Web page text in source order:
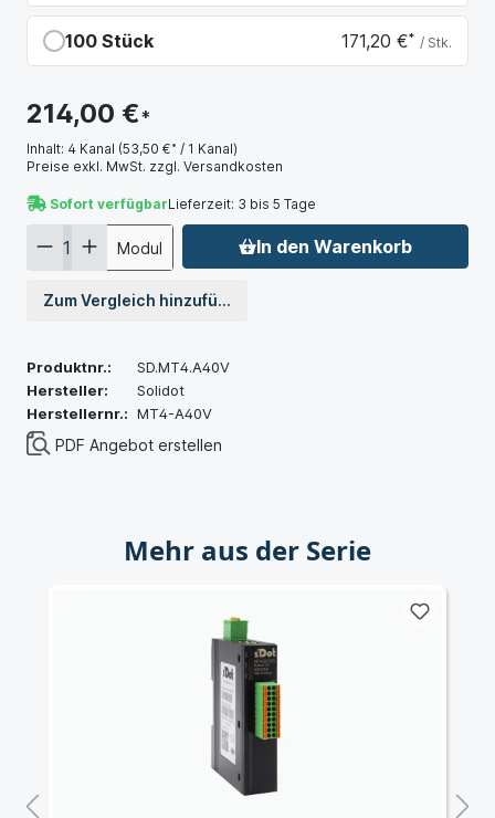
100 Stück 171,20 €* / Stk.
214,00 €*
Inhalt: 4 Kanal (53,50 € * / 1 Kanal)
Preise exkl. MwSt. zzgl. Versandkosten
Sofort verfügbarLieferzeit: 3 bis 5 Tage
Modul In den Warenkorb
Zum Vergleich hinzufügen
Produktnr.:
SD.MT4.A40V
Hersteller:
Solidot
Herstellernr.: MT4-A40V
PDF Angebot erstellen
Mehr aus der Serie